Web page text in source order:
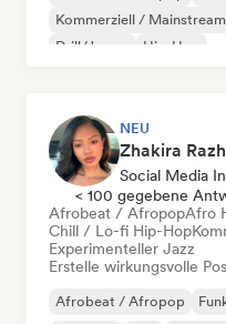
Kommerziell / Mainstream
Drill/Jersey
Hip-Hop
NEU
Zhakira
Social Media
< 100 gegebene
Afrobeat / AfropopAfro
Chill / Lo-fi Hip-Hop
Experimenteller Jazz
Erstelle wirkungsvolle
Afrobeat / Afropop